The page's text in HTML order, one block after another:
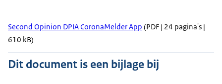
Second Opinion DPIA CoronaMelder App (PDF | 24 pagina's |
610 kB)
Dit document is een bijlage bij